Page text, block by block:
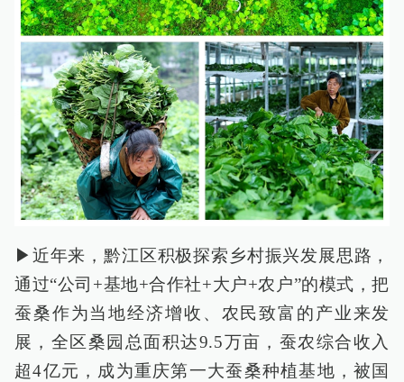
▶近年来，黔江区积极探索乡村振兴发展思路，
通过“公司+基地+合作社+大户+农户”的模式，把
蚕桑作为当地经济增收、农民致富的产业来发
展，全区桑园总面积达9.5万亩，蚕农综合收入
超4亿元，成为重庆第一大蚕桑种植基地，被国